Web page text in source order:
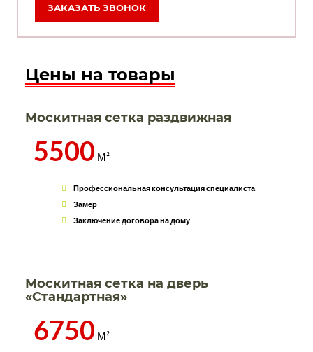
ЗАКАЗАТЬ ЗВОНОК
Цены на товары
Москитная сетка раздвижная
5500 М²
Профессиональная консультация специалиста
Замер
Заключение договора на дому
Москитная сетка на дверь
«Стандартная»
6750 М²